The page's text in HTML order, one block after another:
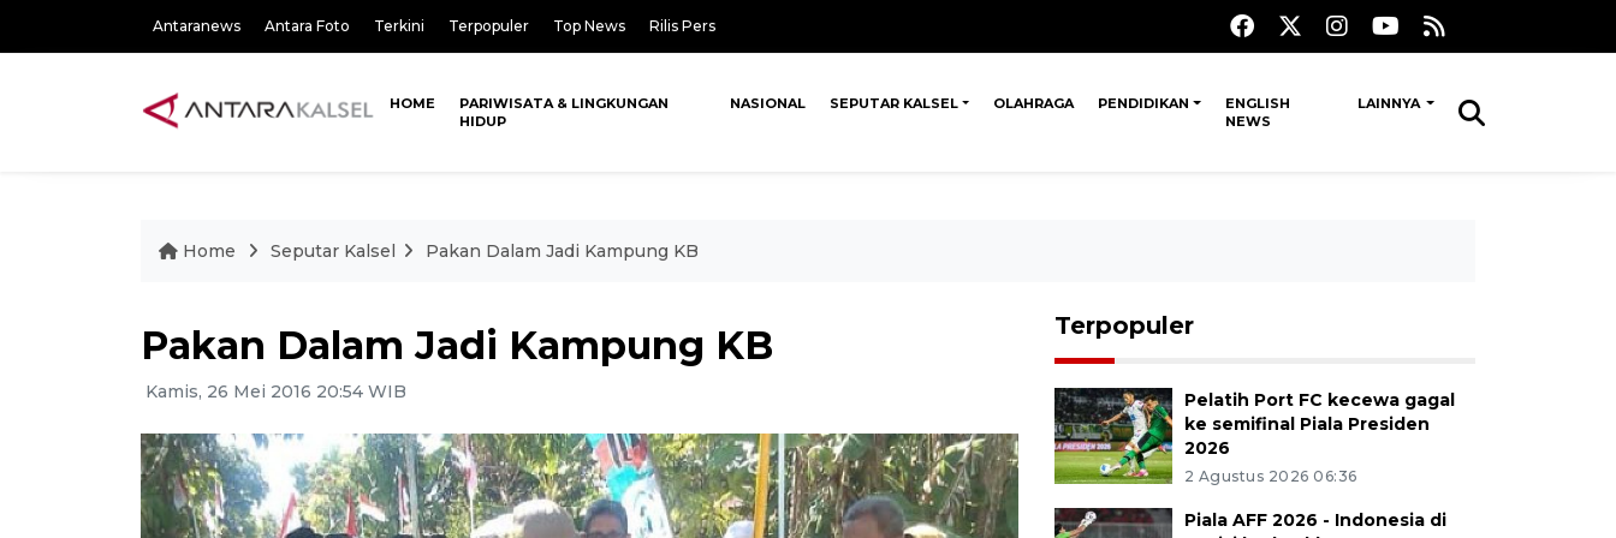
Antaranews Antara Foto Terkini Terpopuler Top News Rilis Pers
HOME
PARIWISATA & LINGKUNGAN
HIDUP
NASIONAL SEPUTAR KALSEL OLAHRAGA PENDIDIKAN
ENGLISH
NEWS
LAINNYA
Home Seputar Kalsel Pakan Dalam Jadi Kampung KB
Pakan Dalam Jadi Kampung KB
Kamis, 26 Mei 2016 20:54 WIB
Terpopuler
Pelatih Port FC kecewa gagal
ke semifinal Piala Presiden
2026
2 Agustus 2026 06:36
Piala AFF 2026 - Indonesia di